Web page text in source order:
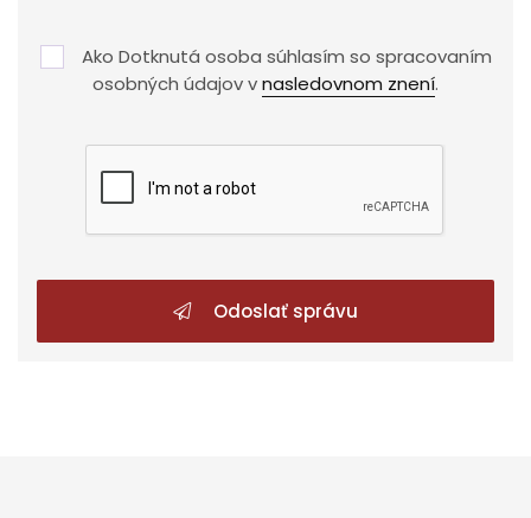
Ako Dotknutá osoba súhlasím so spracovaním
osobných údajov vnasledovnom znení.
Odoslať správu